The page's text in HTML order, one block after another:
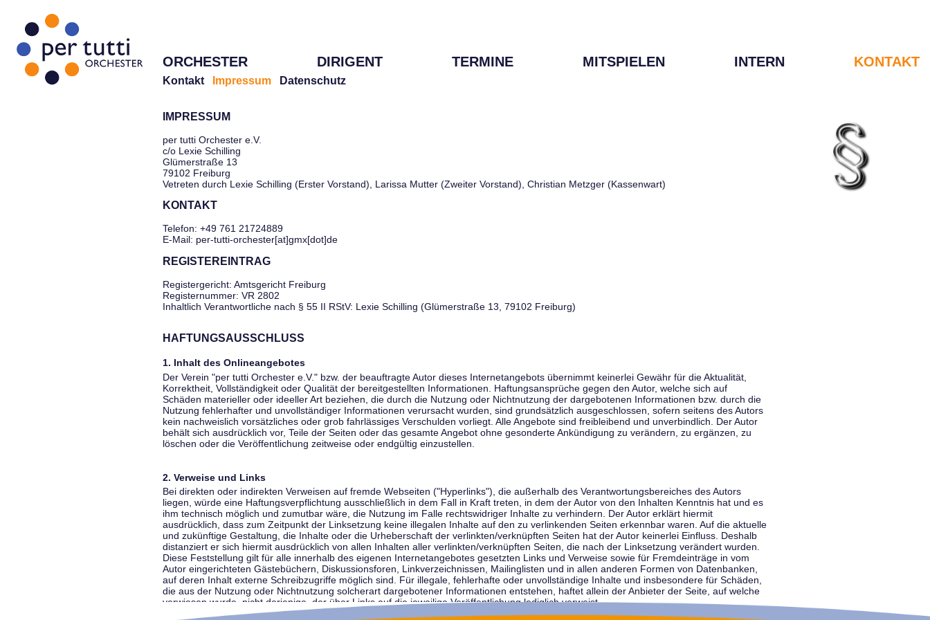
ORCHESTER DIRIGENT TERMINE MITSPIELEN INTERN KONTAKT
Kontakt Impressum Datenschutz
IMPRESSUM
per tutti Orchester e.V.
c/o Lexie Schilling
Glümerstraße 13
79102 Freiburg
Vetreten durch Lexie Schilling (Erster Vorstand), Larissa Mutter (Zweiter Vorstand), Christian Metzger (Kassenwart)
KONTAKT
Telefon: +49 761 21724889
E-Mail: per-tutti-orchester[at]gmx[dot]de
REGISTEREINTRAG
Registergericht: Amtsgericht Freiburg
Registernummer: VR 2802
Inhaltlich Verantwortliche nach § 55 II RStV: Lexie Schilling (Glümerstraße 13, 79102 Freiburg)
HAFTUNGSAUSSCHLUSS
1. Inhalt des Onlineangebotes
Der Verein "per tutti Orchester e.V." bzw. der beauftragte Autor dieses Internetangebots übernimmt keinerlei Gewähr für die Aktualität,
Korrektheit, Vollständigkeit oder Qualität der bereitgestellten Informationen. Haftungsansprüche gegen den Autor, welche sich auf
Schäden materieller oder ideeller Art beziehen, die durch die Nutzung oder Nichtnutzung der dargebotenen Informationen bzw. durch die
Nutzung fehlerhafter und unvollständiger Informationen verursacht wurden, sind grundsätzlich ausgeschlossen, sofern seitens des Autors
kein nachweislich vorsätzliches oder grob fahrlässiges Verschulden vorliegt. Alle Angebote sind freibleibend und unverbindlich. Der Autor
behält sich ausdrücklich vor, Teile der Seiten oder das gesamte Angebot ohne gesonderte Ankündigung zu verändern, zu ergänzen, zu
löschen oder die Veröffentlichung zeitweise oder endgültig einzustellen.
2. Verweise und Links
Bei direkten oder indirekten Verweisen auf fremde Webseiten ("Hyperlinks"), die außerhalb des Verantwortungsbereiches des Autors
liegen, würde eine Haftungsverpflichtung ausschließlich in dem Fall in Kraft treten, in dem der Autor von den Inhalten Kenntnis hat und es
ihm technisch möglich und zumutbar wäre, die Nutzung im Falle rechtswidriger Inhalte zu verhindern. Der Autor erklärt hiermit
ausdrücklich, dass zum Zeitpunkt der Linksetzung keine illegalen Inhalte auf den zu verlinkenden Seiten erkennbar waren. Auf die aktuelle
und zukünftige Gestaltung, die Inhalte oder die Urheberschaft der verlinkten/verknüpften Seiten hat der Autor keinerlei Einfluss. Deshalb
distanziert er sich hiermit ausdrücklich von allen Inhalten aller verlinkten/verknüpften Seiten, die nach der Linksetzung verändert wurden.
Diese Feststellung gilt für alle innerhalb des eigenen Internetangebotes gesetzten Links und Verweise sowie für Fremdeinträge in vom
Autor eingerichteten Gästebüchern, Diskussionsforen, Linkverzeichnissen, Mailinglisten und in allen anderen Formen von Datenbanken,
auf deren Inhalt externe Schreibzugriffe möglich sind. Für illegale, fehlerhafte oder unvollständige Inhalte und insbesondere für Schäden,
die aus der Nutzung oder Nichtnutzung solcherart dargebotener Informationen entstehen, haftet allein der Anbieter der Seite, auf welche
verwiesen wurde, nicht derjenige, der über Links auf die jeweilige Veröffentlichung lediglich verweist.